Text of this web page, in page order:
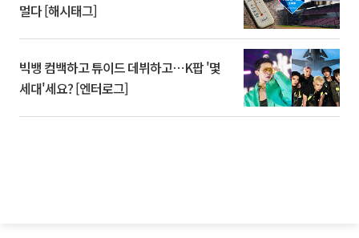
멀다 [해시태그]
빅뱅 컴백하고 튜이드 데뷔하고⋯K팝 '몇
세대'세요? [엔터로그]